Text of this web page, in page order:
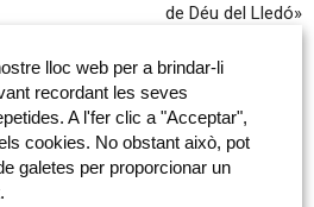
de Déu del Lledó»
del autor
lloc web per a brindar-li
recordant les seves
A l'fer clic a "Acceptar",
cookies. No obstant això, pot
galetes per proporcionar un